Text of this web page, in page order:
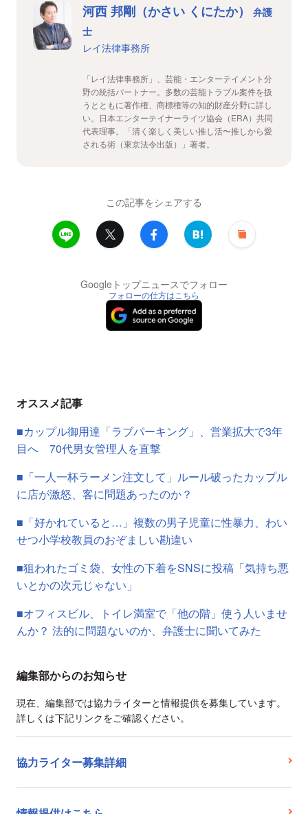
河西 邦剛（かさい くにたか）
弁護
士
レイ法律事務所
「レイ法律事務所」、芸能・エンターテイメント分
野の統括パートナー。多数の芸能トラブル案件を扱
うとともに著作権、商標権等の知的財産分野に詳し
い。日本エンターテイナーライツ協会（ERA）共同
代表理事。「清く楽しく美しい推し活〜推しから愛
される術（東京法令出版）」著者。
この記事をシェアする
Googleトップニュースでフォロー
フォローの仕方はこちら
オススメ記事
■カップル御用達「ラブパーキング」、営業拡大で3年
目へ 70代男女管理人を直撃
■「一人一杯ラーメン注文して」ルール破ったカップル
に店が激怒、客に問題あったのか？
■「好かれていると…」複数の男子児童に性暴力、わい
せつ小学校教員のおぞましい勘違い
■狙われたゴミ袋、女性の下着をSNSに投稿「気持ち悪
いとかの次元じゃない」
■オフィスビル、トイレ満室で「他の階」使う人いませ
んか？ 法的に問題ないのか、弁護士に聞いてみた
編集部からのお知らせ
現在、編集部では協力ライターと情報提供を募集しています。
詳しくは下記リンクをご確認ください。
協力ライター募集詳細